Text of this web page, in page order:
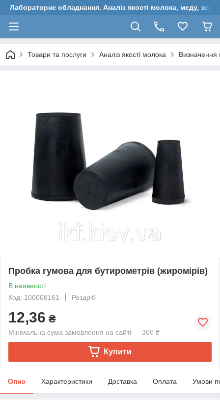
Лабораторне обладнання. Аналіз якості молока, меду, зерна
Товари та послуги Аналіз якості молока Визначення
Пробка гумова для бутирометрів (жиромірів)
В наявності
Код: 100008161
Роздріб
12,36 ₴
Мінімальна сума замовлення на сайті — 300 ₴
Купити
Опис Характеристики Доставка Оплата Умови